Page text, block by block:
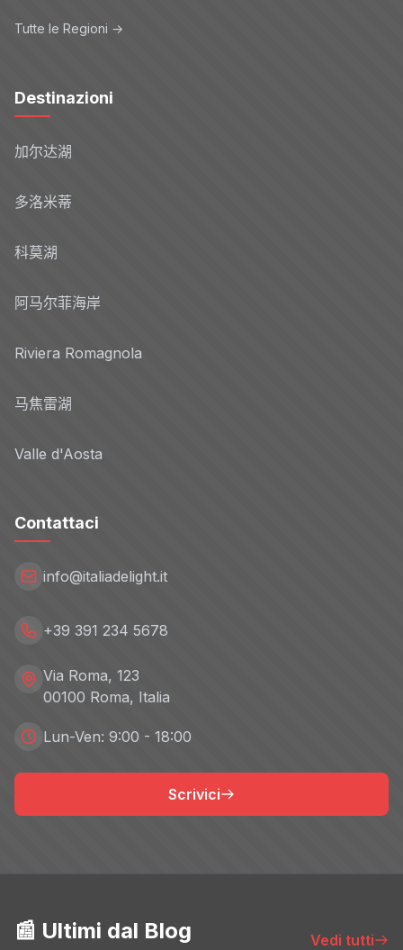
Tutte le Regioni →
Destinazioni
加尔达湖
多洛米蒂
科莫湖
阿马尔菲海岸
Riviera Romagnola
马焦雷湖
Valle d'Aosta
Contattaci
info@italiadelight.it
+39 391 234 5678
Via Roma, 123
00100 Roma, Italia
Lun-Ven: 9:00 - 18:00
Scrivici
📰 Ultimi dal Blog Vedi tutti